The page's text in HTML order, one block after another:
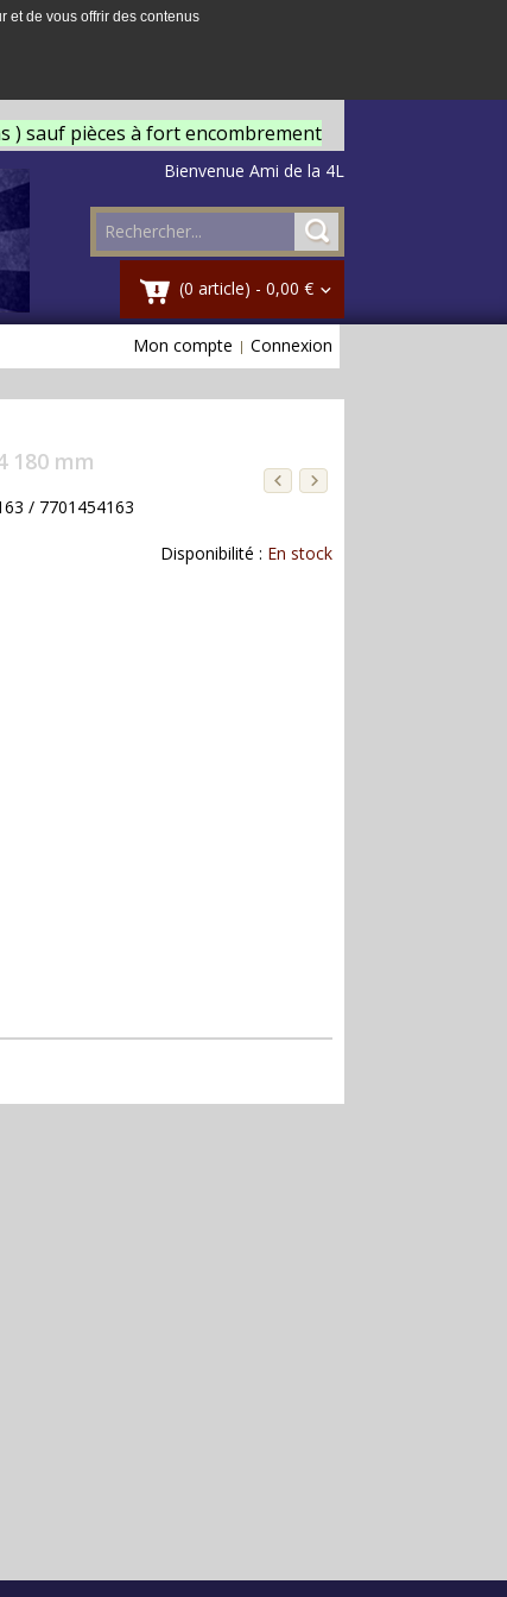
et de vous offrir des contenus
) sauf pièces à fort encombrement
Bienvenue Ami de la 4L
(0 article) - 0,00 €
Mon compte Connexion
180 mm
/ 7701454163
Disponibilité : En stock